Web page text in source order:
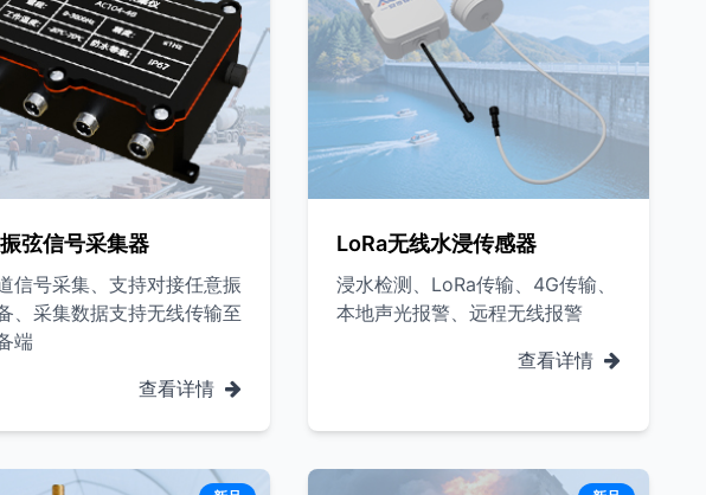
弦信号采集器
信号采集、支持对接任意振
、采集数据支持无线传输至
端
查看详情
LoRa无线水浸传感器
浸水检测、LoRa传输、4G传输、
本地声光报警、远程无线报警
查看详情